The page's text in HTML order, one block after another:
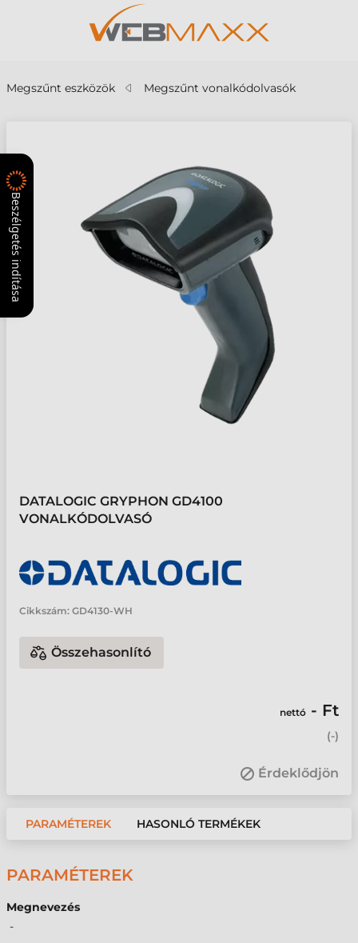
Megszűnt eszközök Megszűnt vonalkódolvasók
DATALOGIC GRYPHON GD4100
VONALKÓDOLVASÓ
Cikkszám: GD4130-WH
Összehasonlító
nettó - Ft
(-)
Érdeklődjön
PARAMÉTEREK HASONLÓ TERMÉKEK
PARAMÉTEREK
Megnevezés
-
Beszélgetés indítása